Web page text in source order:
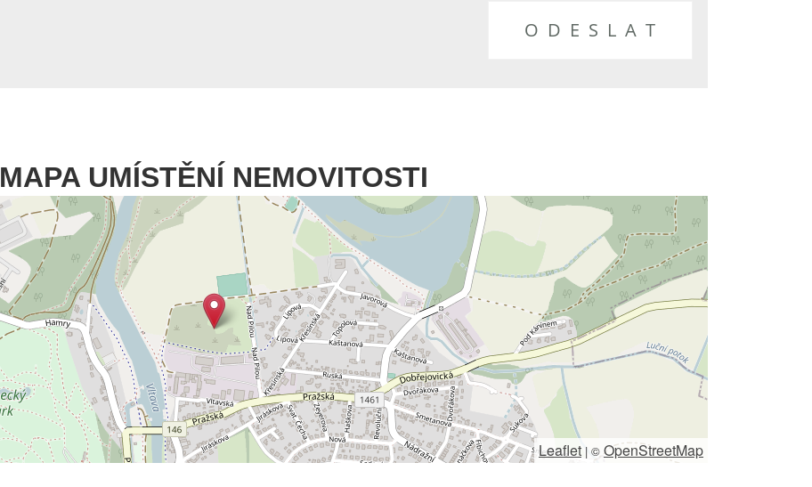
MAPA UMÍSTĚNÍ NEMOVITOSTI
Leaflet | © OpenStreetMap